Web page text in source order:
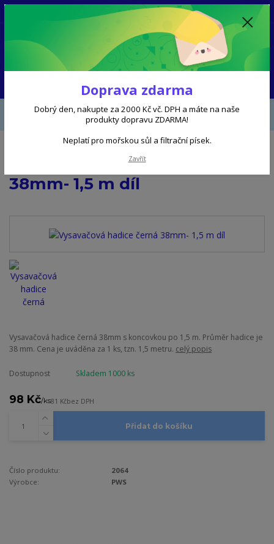
8 - 16 hod
0 Kč
BAZÉNOVÉ PŘÍSLUŠENSTVÍ
Vysavačová hadice černá 38mm- 1,5
Vysavačová hadice černá
38mm- 1,5 m díl
Vysavačová hadice černá 38mm s koncovkou po 1,5 m. Průměr hadice je
38 mm. Cena je uváděna za 1 ks, tzn. 1,5 metru. celý popis
Dostupnost Skladem 1000 ks
98 Kč/ks81 Kčbez DPH
Přidat do košíku
Číslo produktu:
2064
Výrobce:
PWS
Doprava zdarma
Dobrý den, nakupte za 2000 Kč vč. DPH a máte na naše
produkty dopravu ZDARMA!
Neplatí pro mořskou sůl a filtrační písek.
Zavřít